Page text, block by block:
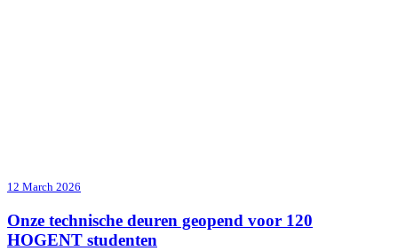
12 March 2026
Onze technische deuren geopend voor 120
HOGENT studenten